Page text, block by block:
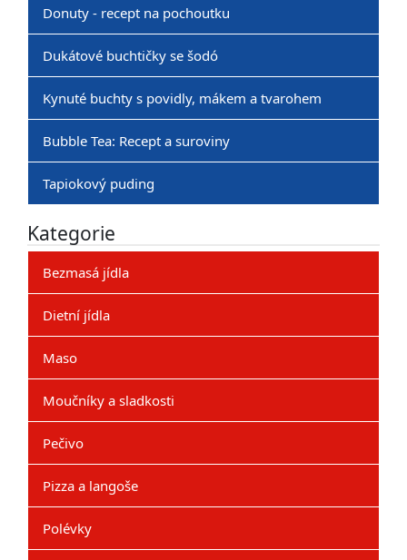
Donuty - recept na pochoutku
Dukátové buchtičky se šodó
Kynuté buchty s povidly, mákem a tvarohem
Bubble Tea: Recept a suroviny
Tapiokový puding
Kategorie
Bezmasá jídla
Dietní jídla
Maso
Moučníky a sladkosti
Pečivo
Pizza a langoše
Polévky